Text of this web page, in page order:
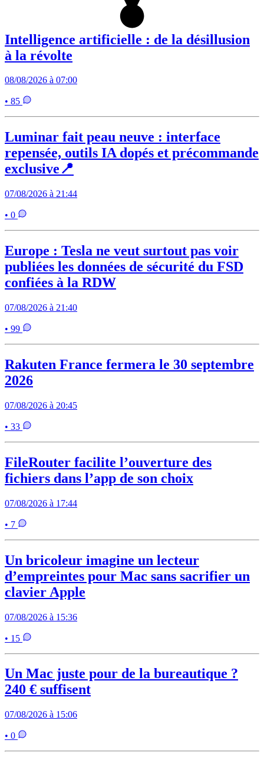
Intelligence artificielle : de la désillusion
à la révolte
08/08/2026 à 07:00
• 85
Luminar fait peau neuve : interface
repensée, outils IA dopés et précommande
exclusive📍
07/08/2026 à 21:44
• 0
Europe : Tesla ne veut surtout pas voir
publiées les données de sécurité du FSD
confiées à la RDW
07/08/2026 à 21:40
• 99
Rakuten France fermera le 30 septembre
2026
07/08/2026 à 20:45
• 33
FileRouter facilite l’ouverture des
fichiers dans l’app de son choix
07/08/2026 à 17:44
• 7
Un bricoleur imagine un lecteur
d’empreintes pour Mac sans sacrifier un
clavier Apple
07/08/2026 à 15:36
• 15
Un Mac juste pour de la bureautique ?
240 € suffisent
07/08/2026 à 15:06
• 0